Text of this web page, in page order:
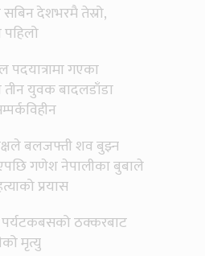
सबिन देशभरमै तेस्रो,
पदयात्रामा गएका
तीन युवक बादलडाँडा
बलजफ्ती शव बुझ्न
गणेश नेपालीका बुबाले
प्रयास
पर्यटकबसको ठक्करबाट
मृत्यु